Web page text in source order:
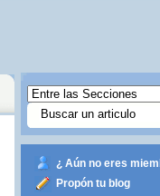
¿ Aún no eres
Propón tu blog